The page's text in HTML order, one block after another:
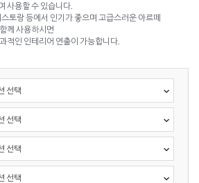
사용할 수 있습니다.
토랑 등에서 인기가 좋으며 고급스러운 아르떼
께 사용하시면
적인 인테리어 연출이 가능합니다.